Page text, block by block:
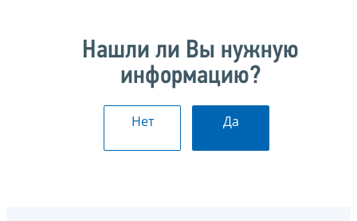
Нашли ли Вы нужную
информацию?
Нет Да